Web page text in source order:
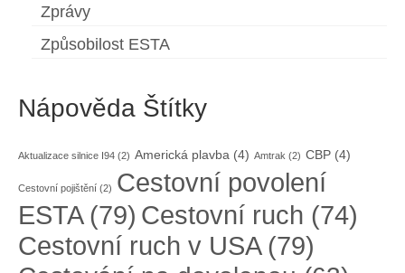
Zprávy
Způsobilost ESTA
Nápověda Štítky
Aktualizace silnice I94 (2) Americká plavba (4) Amtrak (2) CBP (4)
Cestovní pojištění (2) Cestovní povolení
ESTA(79) Cestovní ruch (74)
Cestovní ruch v USA(79)